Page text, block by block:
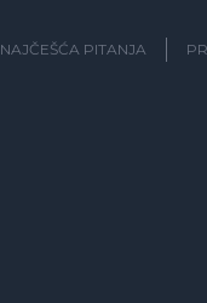
NAJČEŠĆA PITANJA